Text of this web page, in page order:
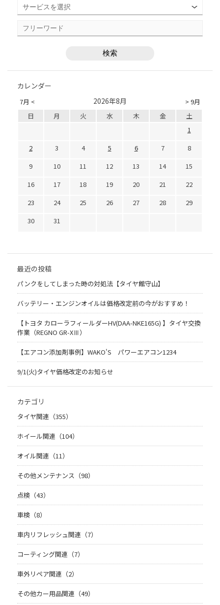
カレンダー
7月 < > 9月
2026年8月
日 月 火 水 木 金
土
1
2
3 4 5 6 7
8
9
10 11 12 13 14
15
16
17 18 19 20 21
22
23
24 25 26 27 28
29
30
31
最近の投稿
パンクをしてしまった時の対処法【タイヤ館守山】
バッテリー・エンジンオイルは価格改定前の今がおすすめ！
【トヨタ カローラフィールダーHV(DAA-NKE165G) 】タイヤ交換
作業（REGNO GR-XⅢ）
【エアコン添加剤事例】WAKO'S パワーエアコン1234
9/1(火)タイヤ価格改定のお知らせ
カテゴリ
タイヤ関連（355）
ホイール関連（104）
オイル関連（11）
その他メンテナンス（98）
点検（43）
車検（8）
車内リフレッシュ関連（7）
コーティング関連（7）
車外リペア関連（2）
その他カー用品関連（49）